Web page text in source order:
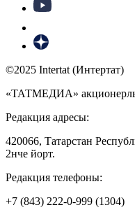
©2025 Intertat (Интертат)
«ТАТМЕДИА»
Редакция адресы:
420066, Татарстан
2нче йорт.
Редакция телефоны:
+7 (843) 222-0-999 (1304)